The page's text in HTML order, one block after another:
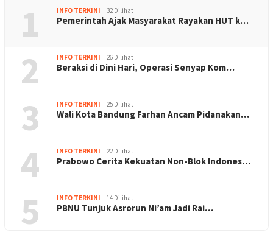
1 INFO TERKINI 32 Dilihat
Pemerintah Ajak Masyarakat Rayakan HUT k…
2 INFO TERKINI 26 Dilihat
Beraksi di Dini Hari, Operasi Senyap Kom…
3 INFO TERKINI 25 Dilihat
Wali Kota Bandung Farhan Ancam Pidanakan…
4 INFO TERKINI 22 Dilihat
Prabowo Cerita Kekuatan Non-Blok Indones…
5 INFO TERKINI 14 Dilihat
PBNU Tunjuk Asrorun Ni’am Jadi Rai…